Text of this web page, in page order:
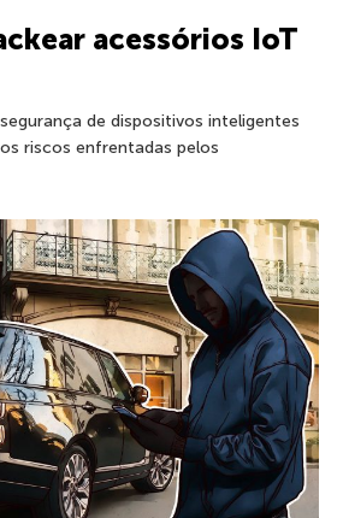
acessórios IoT
de dispositivos inteligentes
riscos enfrentadas pelos